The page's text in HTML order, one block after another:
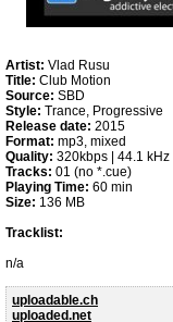
Artist: Vlad Rusu
Title: Club Motion
Source: SBD
Style: Trance, Progressive
Release date: 2015
Format: mp3, mixed
Quality: 320kbps | 44.1 kHz
Tracks: 01 (no *.cue)
Playing Time: 60 min
Size: 136 MB
Tracklist:
n/a
uploadable.ch
uploaded.net